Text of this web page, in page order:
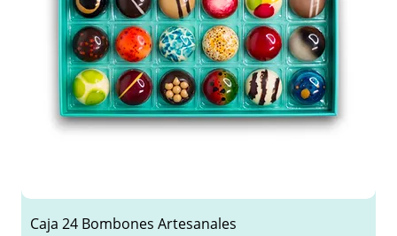
Caja 24 Bombones Artesanales